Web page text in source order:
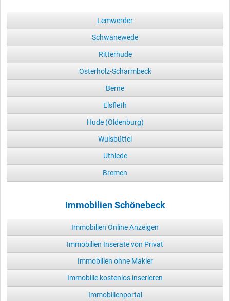
Lemwerder
Schwanewede
Ritterhude
Osterholz-Scharmbeck
Berne
Elsfleth
Hude (Oldenburg)
Wulsbüttel
Uthlede
Bremen
Immobilien Schönebeck
Immobilien Online Anzeigen
Immobilien Inserate von Privat
Immobilien ohne Makler
Immobilie kostenlos inserieren
Immobilienportal